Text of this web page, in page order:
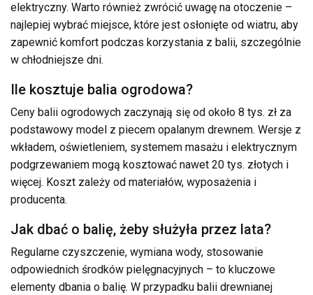
elektryczny. Warto również zwrócić uwagę na otoczenie –
najlepiej wybrać miejsce, które jest osłonięte od wiatru, aby
zapewnić komfort podczas korzystania z balii, szczególnie
w chłodniejsze dni.
Ile kosztuje balia ogrodowa?
Ceny balii ogrodowych zaczynają się od około 8 tys. zł za
podstawowy model z piecem opalanym drewnem. Wersje z
wkładem, oświetleniem, systemem masażu i elektrycznym
podgrzewaniem mogą kosztować nawet 20 tys. złotych i
więcej. Koszt zależy od materiałów, wyposażenia i
producenta.
Jak dbać o balię, żeby służyła przez lata?
Regularne czyszczenie, wymiana wody, stosowanie
odpowiednich środków pielęgnacyjnych – to kluczowe
elementy dbania o balię. W przypadku balii drewnianej